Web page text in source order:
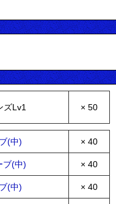
ズLv1 × 50
(中) × 40
ブ(中) × 40
(中) × 40